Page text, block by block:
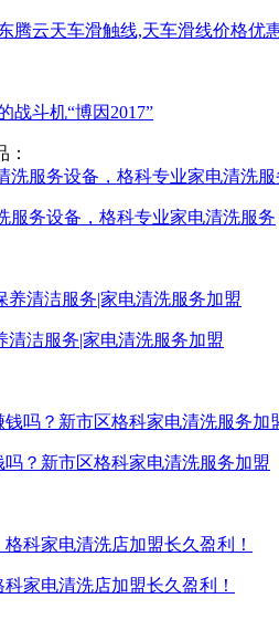
腾云天车滑触线,天车滑线价格优
战斗机“博因2017”
：
服务设备，格科专业家电清洗服务
清洁服务|家电清洗服务加盟
？新市区格科家电清洗服务加盟
家电清洗店加盟长久盈利！